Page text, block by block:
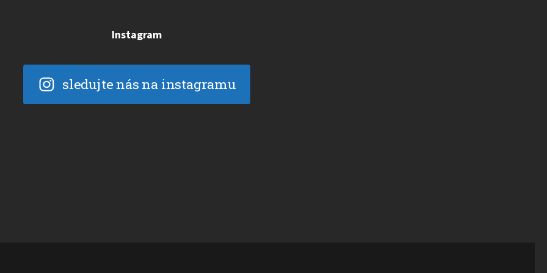
Instagram
sledujte nás na instagramu